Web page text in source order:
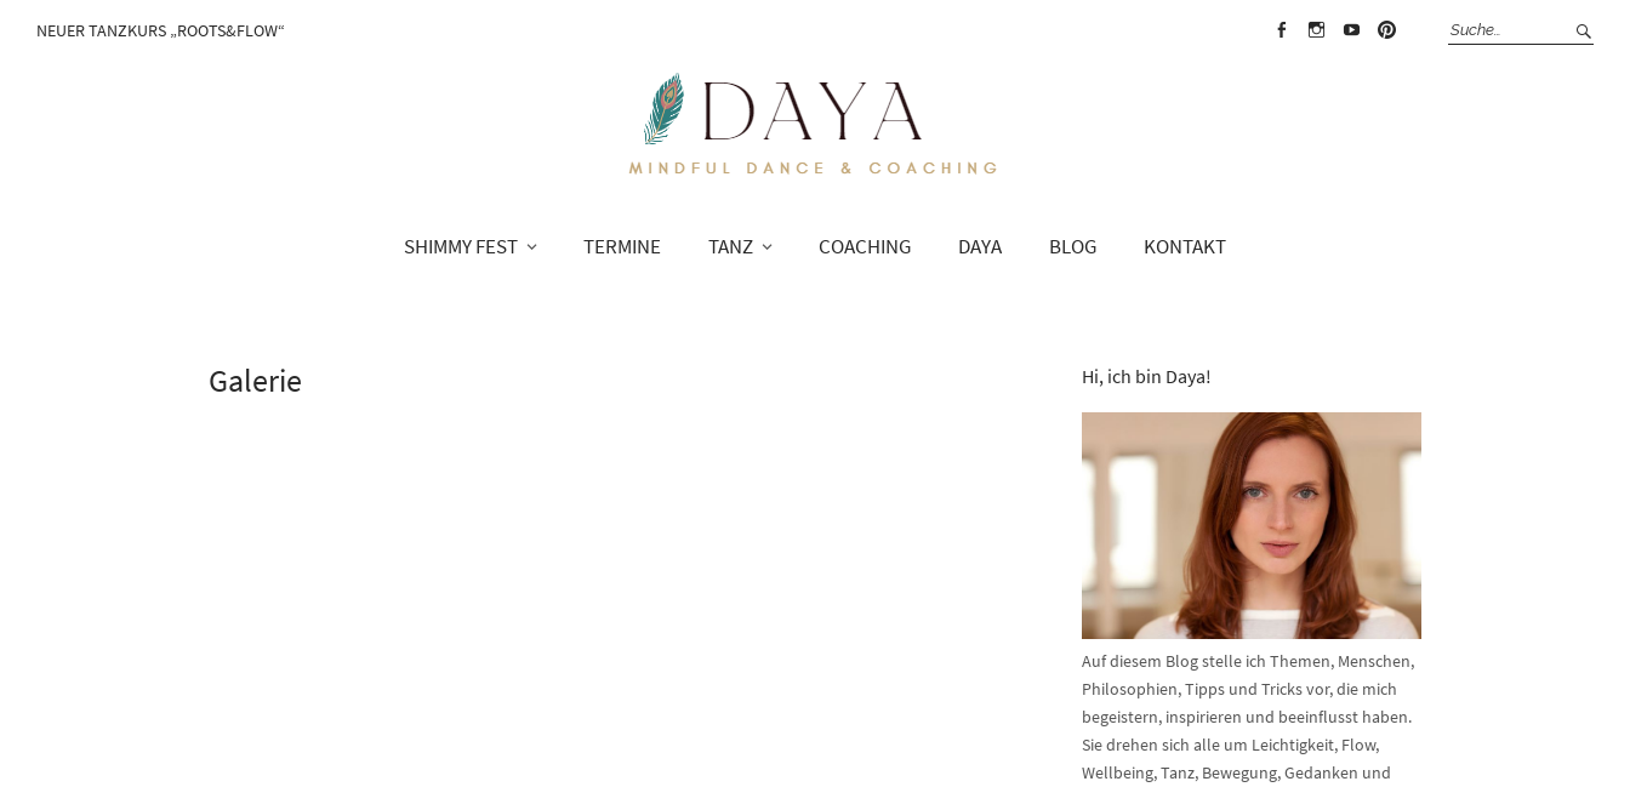
NEUER TANZKURS „ROOTS&FLOW“
SHIMMY FEST TERMINE TANZ COACHING DAYA BLOG KONTAKT
Galerie Hi, ich bin Daya!
Auf diesem Blog stelle ich Themen, Menschen,
Philosophien, Tipps und Tricks vor, die mich
begeistern, inspirieren und beeinflusst haben.
Sie drehen sich alle um Leichtigkeit, Flow,
Wellbeing, Tanz, Bewegung, Gedanken und